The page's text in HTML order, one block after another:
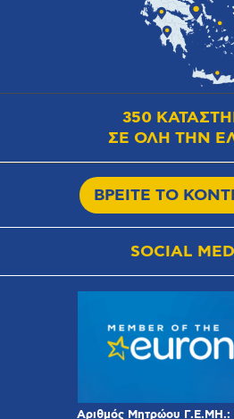
350
ΣΕ ΟΛΗ ΤΗΝ
ΒΡΕΙΤΕ ΤΟ
SOCIAL